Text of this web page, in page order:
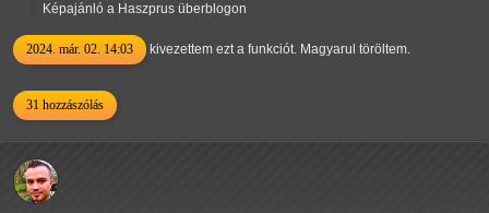
Képajánló a Haszprus überblogon
2024. már. 02. 14:03 kivezettem ezt a funkciót. Magyarul töröltem.
31 hozzászólás